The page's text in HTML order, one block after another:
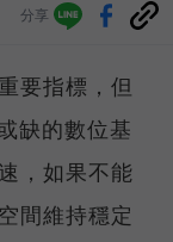
分享
要指標，但
缺的數位基
，如果不能
間維持穩定